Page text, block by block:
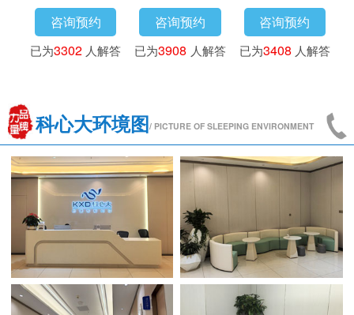
人解答
咨询预约
已为3016人解答
咨询预约
已为3302 人解答
咨询预约
已为3908
科心大环境图/ PICTURE OF SLEEPING ENVIRONMENT